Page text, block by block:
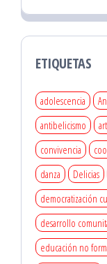
ETIQUETAS
adolescencia
antibelicismo
convivencia
danza
Delicias
democratización
desarrollo
educación no